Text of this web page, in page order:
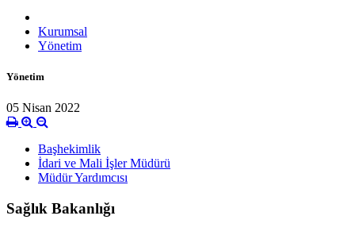
Kurumsal
Yönetim
Yönetim
05 Nisan 2022
Başhekimlik
İdari ve Mali İşler Müdürü
Müdür Yardımcısı
Sağlık Bakanlığı